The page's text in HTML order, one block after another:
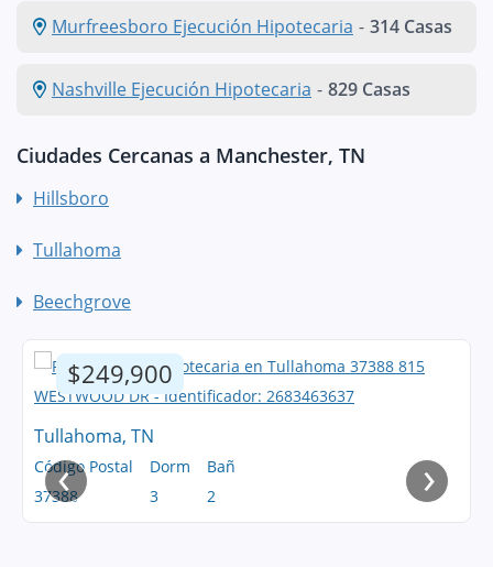
Murfreesboro Ejecución Hipotecaria - 314 Casas
Nashville Ejecución Hipotecaria - 829 Casas
Ciudades Cercanas a Manchester, TN
Hillsboro
Tullahoma
Beechgrove
$249,900
Tullahoma, TN
Código Postal
37388
Dorm
3
Bañ
2
‹ ›